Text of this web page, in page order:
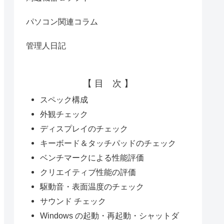
パソコン関連コラム
管理人日記
【 目 次 】
スペック構成
外観チェック
ディスプレイのチェック
キーボード＆タッチパッドのチェック
ベンチマークによる性能評価
クリエイティブ性能の評価
駆動音・表面温度のチェック
サウンド チェック
Windows の起動・再起動・シャットダ